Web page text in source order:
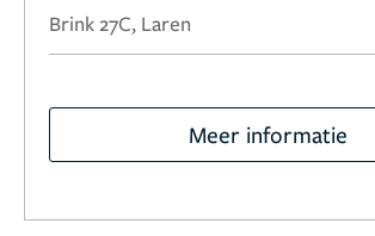
Brink 27C, Laren
Meer informatie